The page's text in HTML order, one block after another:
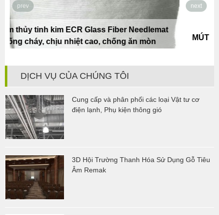
MÚT TRỨNG CAO SU LƯU HOÁ REMAK
prev next
DỊCH VỤ CỦA CHÚNG TÔI
Cung cấp và phân phối các loại Vật tư cơ
điện lạnh, Phụ kiện thông gió
3D Hội Trường Thanh Hóa Sử Dụng Gỗ Tiêu
Âm Remak